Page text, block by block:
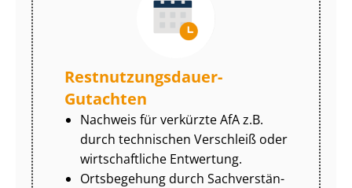
Rest­nut­zungs­dau­er-
Gutachten
Nachweis für verkürzte AfA z.B.
durch technischen Verschleiß oder
wirtschaftliche Entwertung.
Ortsbegehung durch Sach­ver­stän­